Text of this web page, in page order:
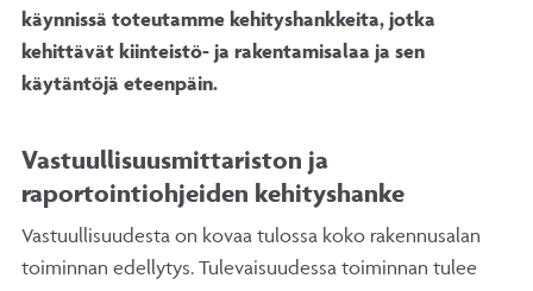
käynnissä toteutamme kehityshankkeita, jotka
kehittävät kiinteistö- ja rakentamisalaa ja sen
käytäntöjä eteenpäin.
Vastuullisuusmittariston ja
raportointiohjeiden kehityshanke
Vastuullisuudesta on kovaa tulossa koko rakennusalan
toiminnan edellytys. Tulevaisuudessa toiminnan tulee